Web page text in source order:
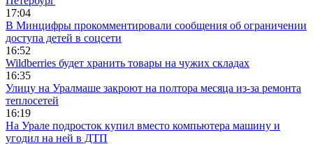
17:04
В Минцифры прокомментировали сообщения об ограничении
доступа детей в соцсети
16:52
Wildberries будет хранить товары на чужих складах
16:35
Улицу на Уралмаше закроют на полтора месяца из-за ремонта
теплосетей
16:19
На Урале подросток купил вместо компьютера машину и
угодил на ней в ДТП